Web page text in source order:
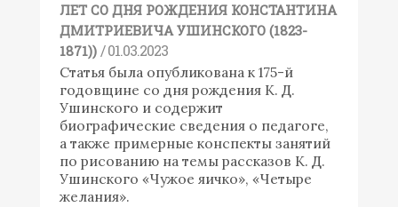
ЛЕТ СО ДНЯ РОЖДЕНИЯ КОНСТАНТИНА
ДМИТРИЕВИЧА УШИНСКОГО (1823-
1871)) / 01.03.2023
Статья была опубликована к 175-й
годовщине со дня рождения К. Д.
Ушинского и содержит
биографические сведения о педагоге,
а также примерные конспекты занятий
по рисованию на темы рассказов К. Д.
Ушинского «Чужое яичко», «Четыре
желания».